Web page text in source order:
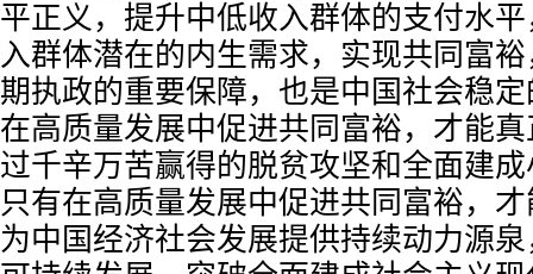
平正义，提升中低收入群体的支付水
入群体潜在的内生需求，实现共同富
期执政的重要保障，也是中国社会稳
在高质量发展中促进共同富裕，才能
过千辛万苦赢得的脱贫攻坚和全面建
只有在高质量发展中促进共同富裕，
为中国经济社会发展提供持续动力源